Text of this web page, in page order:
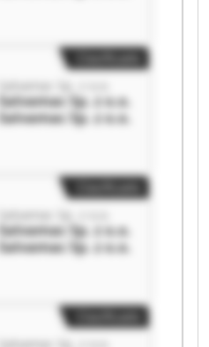
Salvamac Sp. z o.o.
Salvamac Sp. z o.o.
Salvamac Sp. z o.o.
Salvamac Sp. z o.o.
Salvamac Sp. z o.o.
Salvamac Sp. z o.o.